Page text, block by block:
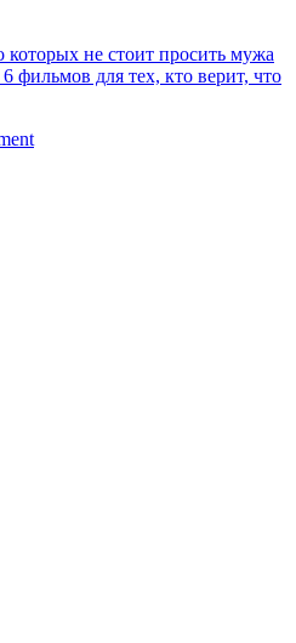
которых не стоит просить мужа
фильмов для тех, кто верит, что